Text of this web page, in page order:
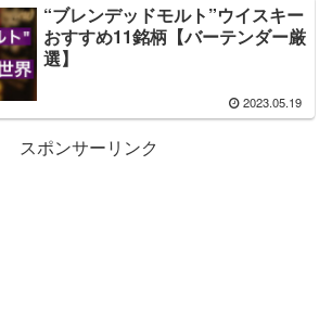
“ブレンデッドモルト”ウイスキー
おすすめ11銘柄【バーテンダー厳
選】
2023.05.19
スポンサーリンク